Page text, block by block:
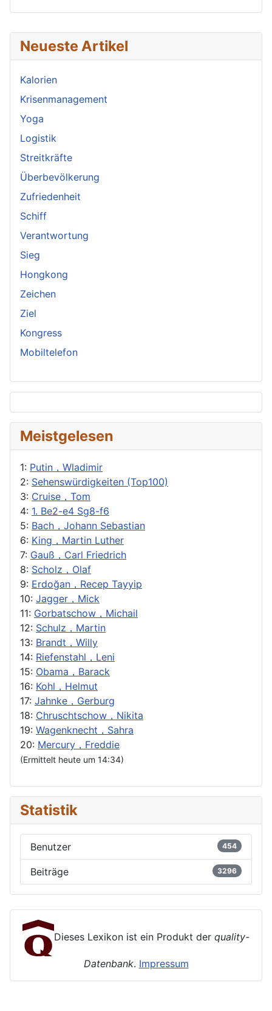
Neueste Artikel
Kalorien
Krisenmanagement
Yoga
Logistik
Streitkräfte
Überbevölkerung
Zufriedenheit
Schiff
Verantwortung
Sieg
Hongkong
Zeichen
Ziel
Kongress
Mobiltelefon
Meistgelesen
1: Putin，Wladimir
2: Sehenswürdigkeiten (Top100)
3: Cruise，Tom
4: 1. Be2-e4 Sg8-f6
5: Bach，Johann Sebastian
6: King，Martin Luther
7: Gauß，Carl Friedrich
8: Scholz，Olaf
9: Erdoğan，Recep Tayyip
10: Jagger，Mick
11: Gorbatschow，Michail
12: Schulz，Martin
13: Brandt，Willy
14: Riefenstahl，Leni
15: Obama，Barack
16: Kohl，Helmut
17: Jahnke，Gerburg
18: Chruschtschow，Nikita
19: Wagenknecht，Sahra
20: Mercury，Freddie
(Ermittelt heute um 14:34)
Statistik
Benutzer 454
Beiträge 3296
Dieses Lexikon ist ein Produkt der quality-
Datenbank. Impressum